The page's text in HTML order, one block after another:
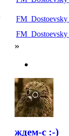
»
ждем-с :-)